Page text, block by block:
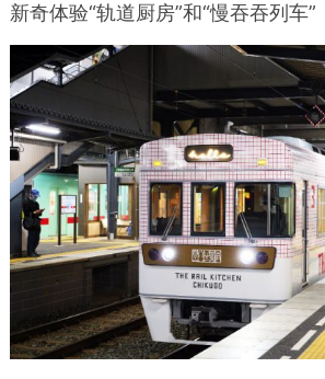
新奇体验“轨道厨房”和“慢吞吞列车”